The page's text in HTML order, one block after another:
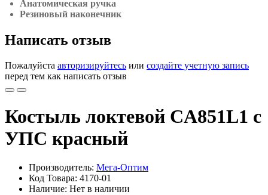
Анатомическая ручка
Резиновый наконечник
Написать отзыв
Пожалуйста авторизируйтесь или создайте учетную запись
перед тем как написать отзыв
Костыль локтевой CA851L1 с
УПС красный
Производитель: Мега-Оптим
Код Товара: 4170-01
Наличие: Нет в наличии